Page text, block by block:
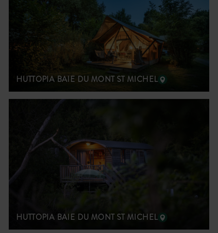
HUTTOPIA BAIE DU MONT ST MICHEL
HUTTOPIA BAIE DU MONT ST MICHEL